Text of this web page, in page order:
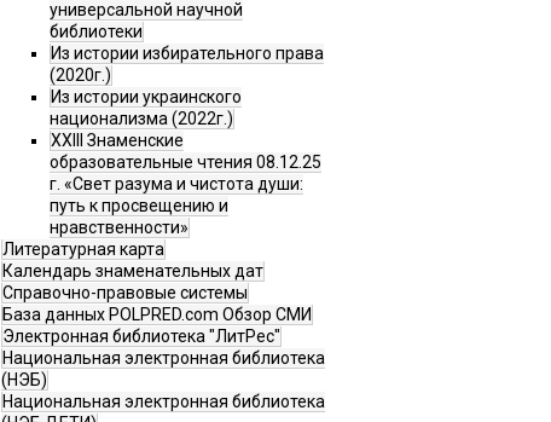
универсальной научной
библиотеки
Из истории избирательного права
(2020г.)
Из истории украинского
национализма (2022г.)
XXIII Знаменские
образовательные чтения 08.12.25
г. «Свет разума и чистота души:
путь к просвещению и
нравственности»
Литературная карта
Календарь знаменательных дат
Справочно-правовые системы
База данных POLPRED.com Обзор СМИ
Электронная библиотека "ЛитРес"
Национальная электронная библиотека
(НЭБ)
Национальная электронная библиотека